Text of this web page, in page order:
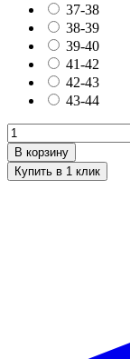
37-38
38-39
39-40
41-42
42-43
43-44
В корзину
Купить в 1 клик